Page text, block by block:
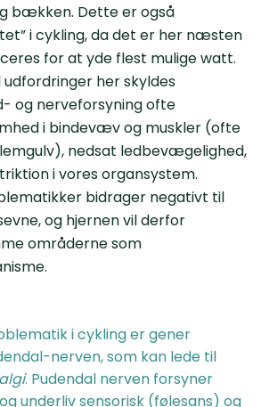
bækken. Dette er også
i cykling, da det er her næsten
for at yde flest mulige watt.
her skyldes
og nerveforsyning ofte
i bindevæv og muskler (ofte
nedsat ledbevægelighed,
i vores organsystem.
bidrager negativt til
og hjernen vil derfor
områderne som
i cykling er gener
nerven, som kan lede til
. Pudendal nerven forsyner
underliv sensorisk (følesans) og